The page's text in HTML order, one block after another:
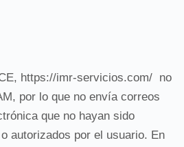
https://imr-servicios.com/ no
por lo que no envía correos
que no hayan sido
autorizados por el usuario. En